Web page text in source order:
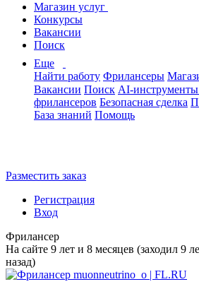
Магазин услуг
Конкурсы
Вакансии
Поиск
Еще
Найти работу Фрилансеры
Вакансии Поиск AI-инструменты
фрилансеров Безопасная сделка
База знаний Помощь
Разместить заказ
Регистрация
Вход
Фрилансер
На сайте 9 лет и 8 месяцев (заходил 9
назад)